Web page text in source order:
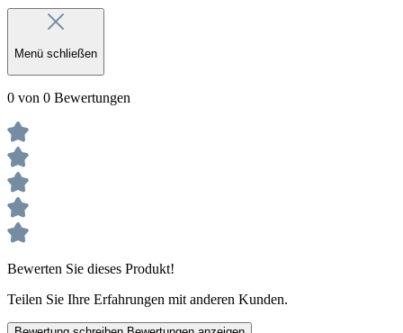
Menü schließen
0 von 0 Bewertungen
Bewerten Sie dieses Produkt!
Teilen Sie Ihre Erfahrungen mit anderen Kunden.